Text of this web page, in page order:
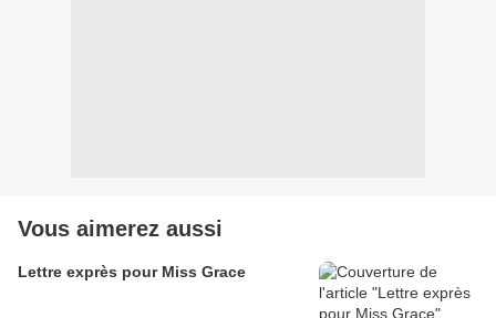
Vous aimerez aussi
Lettre exprès pour Miss Grace